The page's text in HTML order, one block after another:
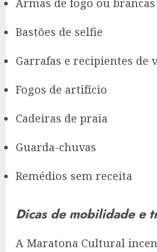
Armas de fogo ou brancas
Bastões de selfie
Garrafas e recipientes de
Fogos de artifício
Cadeiras de praia
Guarda-chuvas
Remédios sem receita
Dicas de mobilidade e
A Maratona Cultural